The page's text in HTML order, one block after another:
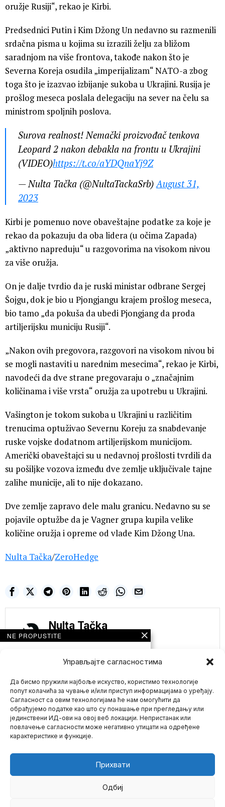
Управљајте сагласностима
Да бисмо пружили најбоље искуство, користимо технологије
попут колачића за чување и/или приступ информацијама о уређају.
Сагласност са овим технологијама ће нам омогућити да
обрађујемо податке као што су понашање при прегледању или
јединствени ИД-ови на овој веб локацији. Непристанак или
повлачење сагласности може негативно утицати на одређене
карактеристике и функције.
Прихвати
Одбиј
oružje Rusiji“, rekao je Kirbi.
Predsednici Putin i Kim Džong Un nedavno su razmenili
srdačna pisma u kojima su izrazili želju za bližom
saradnjom na više frontova, takođe nakon što je
Severna Koreja osudila „imperijalizam“ NATO-a zbog
toga što je izazvao izbijanje sukoba u Ukrajini. Rusija je
prošlog meseca poslala delegaciju na sever na čelu sa
ministrom spoljnih poslova.
Surova realnost! Nemački proizvođač tenkova
Leopard 2 nakon debakla na frontu u Ukrajini
(VIDEO)https://t.co/aYDQnaYj9Z
— Nulta Tačka (@NultaTackaSrb)August 31,
2023
Kirbi je pomenuo nove obaveštajne podatke za koje je
rekao da pokazuju da oba lidera (u očima Zapada)
„aktivno napreduju“ u razgovorima na visokom nivou
za više oružja.
On je dalje tvrdio da je ruski ministar odbrane Sergej
Šojgu, dok je bio u Pjongjangu krajem prošlog meseca,
bio tamo „da pokuša da ubedi Pjongjang da proda
artiljerijsku municiju Rusiji“.
„Nakon ovih pregovora, razgovori na visokom nivou bi
se mogli nastaviti u narednim mesecima“, rekao je Kirbi,
navodeći da dve strane pregovaraju o „značajnim
količinama i više vrsta“ oružja za upotrebu u Ukrajini.
Vašington je tokom sukoba u Ukrajini u različitim
trenucima optuživao Severnu Koreju za snabdevanje
ruske vojske dodatnom artiljerijskom municijom.
Američki obaveštajci su u nedavnoj prošlosti tvrdili da
su pošiljke vozova između dve zemlje uključivale tajne
zalihe municije, ali to nije dokazano.
Dve zemlje zapravo dele malu granicu. Nedavno su se
pojavile optužbe da je Vagner grupa kupila velike
količine oružja i opreme od vlade Kim Džong Una.
Nulta Tačka/ZeroHedge
Nulta Tačka
Mario zna Youtube
NE PROPUSTITE
PROTOKOL LEČENJA:
ZABRANJENI
DOZE VITAMINA,
EKSPERIMENTALNI
LEKOVI SE
PREPORUČUJU
Prema trenutnom
protokolu lečenja
pacijenata obolelih od
korona virusa, visoke
Izrael obećava da će
eliminisati novinare
CNN i AP-a koji su
učestvovali u
početnim napadima